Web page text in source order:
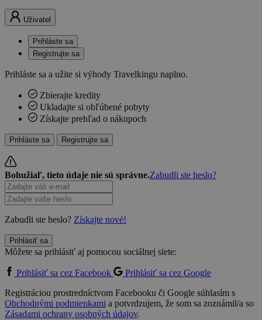
Uživatel
Prihláste sa
Registrujte sa
Prihláste sa a užite si výhody Travelkingu naplno.
Zbierajte kredity
Ukladajte si obľúbené pobyty
Získajte prehľad o nákupoch
Prihláste sa Registrujte sa
Bohužiaľ, tieto údaje nie sú správne.Zabudli ste heslo?
Zabudli ste heslo? Získajte nové!
Prihlásiť sa
Môžete sa prihlásiť aj pomocou sociálnej siete:
Prihlásiť sa cez Facebook
Prihlásiť sa cez Google
Registráciou prostredníctvom Facebooku či Google súhlasím s
Obchodnými podmienkami a potvrdzujem, že som sa zoznámil/a so
Zásadami ochrany osobných údajov.